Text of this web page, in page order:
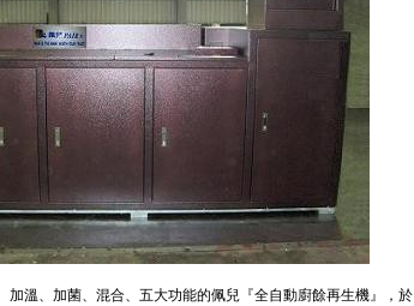
加溫、加菌、混合、五大功能的佩兒『全自動廚餘再生機』，於